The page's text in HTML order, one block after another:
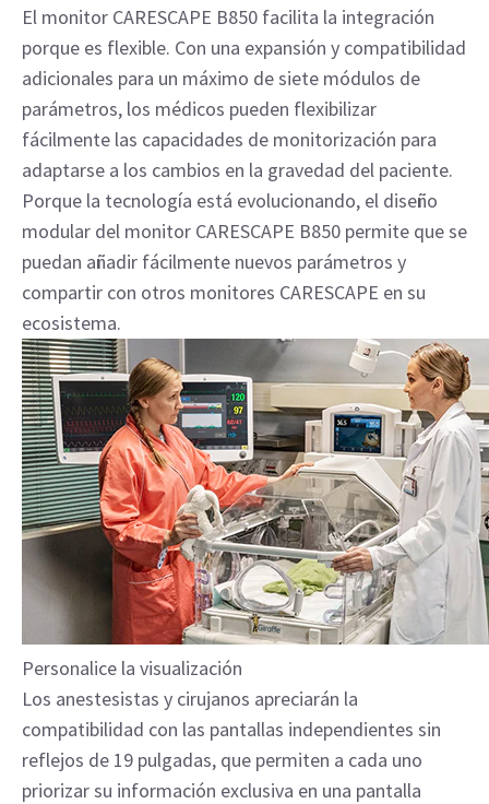
El monitor CARESCAPE B850 facilita la integración
porque es flexible. Con una expansión y compatibilidad
adicionales para un máximo de siete módulos de
parámetros, los médicos pueden flexibilizar
fácilmente las capacidades de monitorización para
adaptarse a los cambios en la gravedad del paciente.
Porque la tecnología está evolucionando, el diseño
modular del monitor CARESCAPE B850 permite que se
puedan añadir fácilmente nuevos parámetros y
compartir con otros monitores CARESCAPE en su
ecosistema.
Personalice la visualización
Los anestesistas y cirujanos apreciarán la
compatibilidad con las pantallas independientes sin
reflejos de 19 pulgadas, que permiten a cada uno
priorizar su información exclusiva en una pantalla